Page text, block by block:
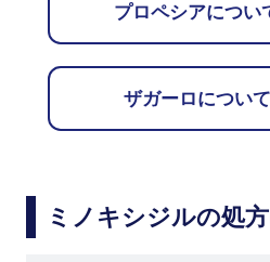
プロペシアについ
ザガーロについ
ミノキシジルの処